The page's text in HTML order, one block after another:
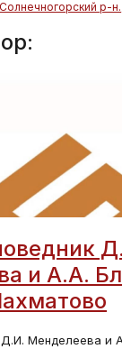
р-
и А.А.
Менделеева и